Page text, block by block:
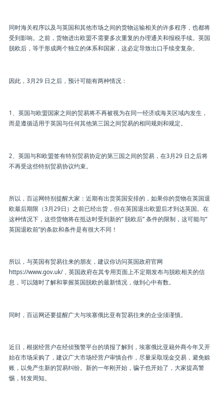
同时海关程序以及与英国和其他市场之间的货物运输相关的许多程序，也都将
受到影响。之前，货物进出欧盟不需要多次重复的办理通关和报税手续。英国
脱欧后，等于形成两个独立的体系和国家，这必定导致出口手续变复杂。
因此，3月29 日之后，预计可能有两种情况：
1、英国与欧盟国家之间的贸易将不再被视为在同一经济或海关区域内发生，
而是遵循适用于英国与任何其他第三国之间贸易的相同规则和规定。
2、英国与和欧盟签有特别贸易协定的第三国之间的贸易，在3月29 日之后将
不再受这些特别贸易协议约束。
所以，百运网特别提醒大家：近期有出货英国安排的，如果你的货物在英国退
欧最后期限（3月29日）之前已经出货，但在英国退出欧盟后才到达英国。在
这种情况下，这些货物将在抵达时受到新的“ 脱欧后” 条件的限制，这可能与“
英国退欧前”的条款和条件是有很大不同！
所以，与英国有贸易往来的朋友，建议你访问英国政府官网
https://www.gov.uk/，英国政府在其专用页面上不定期发布与脱欧相关的信
息，可以随时了解和掌握英国脱欧的最新情况，做到心中有数。
同时，百运网还要提醒广大与埃塞俄比亚有贸易往来的企业须谨慎。
近日，根据经营户在经侦预警平台的填报了解到，埃塞俄比亚籍外商今年又开
始在市场采购了，建议广大市场经营户审慎合作，尽量采取现金交易，避免赊
账，以免产生新的贸易纠纷。新的一年刚开始，骗子也开始了，大家提高警
惕，转发周知。